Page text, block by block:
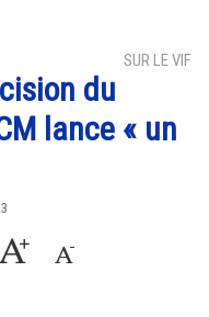
SUR LE VIF
du
lance « un